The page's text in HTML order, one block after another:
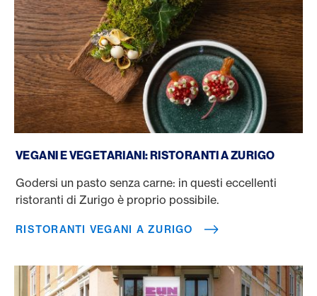
VEGANI E VEGETARIANI: RISTORANTI A ZURIGO
Godersi un pasto senza carne: in questi eccellenti
ristoranti di Zurigo è proprio possibile.
RISTORANTI VEGANI A ZURIGO